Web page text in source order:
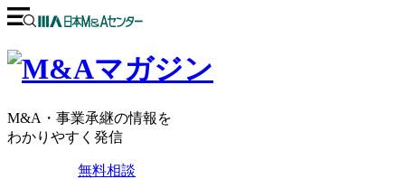
M&A・事業承継の情報を
わかりやすく発信
無料相談